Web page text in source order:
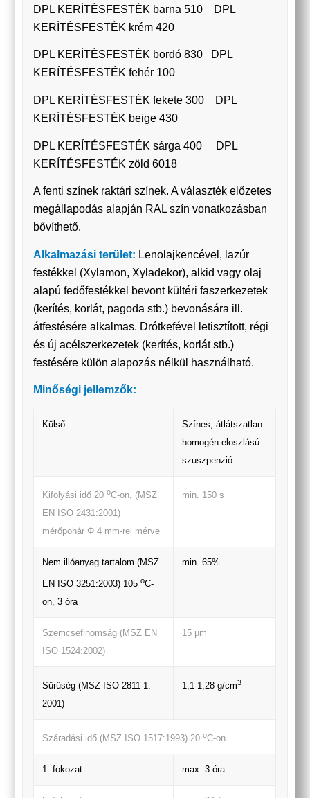
DPL KERÍTÉSFESTÉK barna 510 DPL
KERÍTÉSFESTÉK krém 420
DPL KERÍTÉSFESTÉK bordó 830 DPL
KERÍTÉSFESTÉK fehér 100
DPL KERÍTÉSFESTÉK fekete 300 DPL
KERÍTÉSFESTÉK beige 430
DPL KERÍTÉSFESTÉK sárga 400 DPL
KERÍTÉSFESTÉK zöld 6018
A fenti színek raktári színek. A választék előzetes
megállapodás alapján RAL szín vonatkozásban
bővíthető.
Alkalmazási terület: Lenolajkencével, lazúr
festékkel (Xylamon, Xyladekor), alkid vagy olaj
alapú fedőfestékkel bevont kültéri faszerkezetek
(kerítés, korlát, pagoda stb.) bevonására ill.
átfestésére alkalmas. Drótkefével letisztított, régi
és új acélszerkezetek (kerítés, korlát stb.)
festésére külön alapozás nélkül használható.
Minőségi jellemzők:
Külső
Színes, átlátszatlan
homogén eloszlású
szuszpenzió
Kifolyási idő 20oC-on, (MSZ
EN ISO 2431:2001)
mérőpohár Φ 4 mm-rel mérve
min. 150 s
Nem illóanyag tartalom (MSZ
EN ISO 3251:2003) 105oC-
on, 3 óra
min. 65%
Szemcsefinomság (MSZ EN
ISO 1524:2002)
15 µm
Sűrűség (MSZ ISO 2811-1:
2001)
1,1-1,28 g/cm3
Száradási idő (MSZ ISO 1517:1993) 20oC-on
1. fokozat max. 3 óra